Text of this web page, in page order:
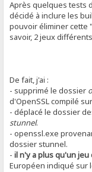
Après quelques tests
décidé à inclure les
pouvoir éliminer cette
savoir, 2 jeux
De fait, j'ai :
- supprimé le dossier
d'OpenSSL compilé
- déplacé le dossier
stunnel.
- openssl.exe
dossier stunnel.
-il n'y a plus qu'un jeu
Européen indiqué sur